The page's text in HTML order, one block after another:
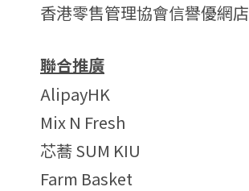
香港零售管理協會信譽優網店
聯合推廣
AlipayHK
Mix N Fresh
芯蕎 SUM KIU
Farm Basket